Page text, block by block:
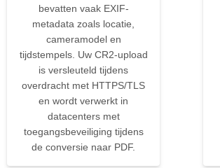
bevatten vaak EXIF-
metadata zoals locatie,
cameramodel en
tijdstempels. Uw CR2-upload
is versleuteld tijdens
overdracht met HTTPS/TLS
en wordt verwerkt in
datacenters met
toegangsbeveiliging tijdens
de conversie naar PDF.